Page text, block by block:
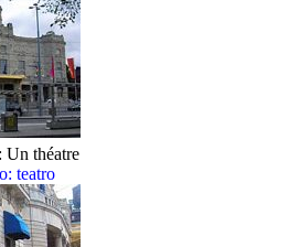
Un théatre
teatro